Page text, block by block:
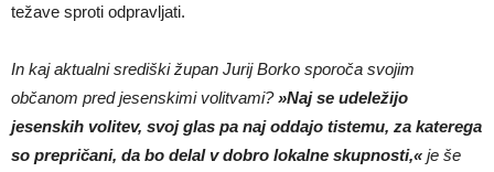
težave sproti odpravljati.
In kaj aktualni središki župan Jurij Borko sporoča svojim
občanom pred jesenskimi volitvami?»Naj se udeležijo
jesenskih volitev, svoj glas pa naj oddajo tistemu, za katerega
so prepričani, da bo delal v dobro lokalne skupnosti,« je še